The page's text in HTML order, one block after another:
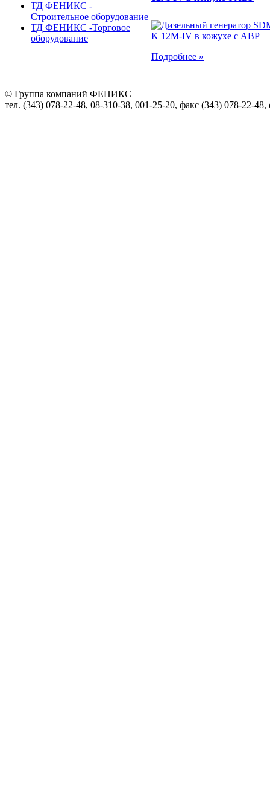
ТД ФЕНИКС -
Строительное оборудование
ТД ФЕНИКС -Торговое
оборудование
Подробнее »
© Группа компаний ФЕНИКС
тел. (343) 078-22-48, 08-310-38, 001-25-20, факс (343) 078-22-